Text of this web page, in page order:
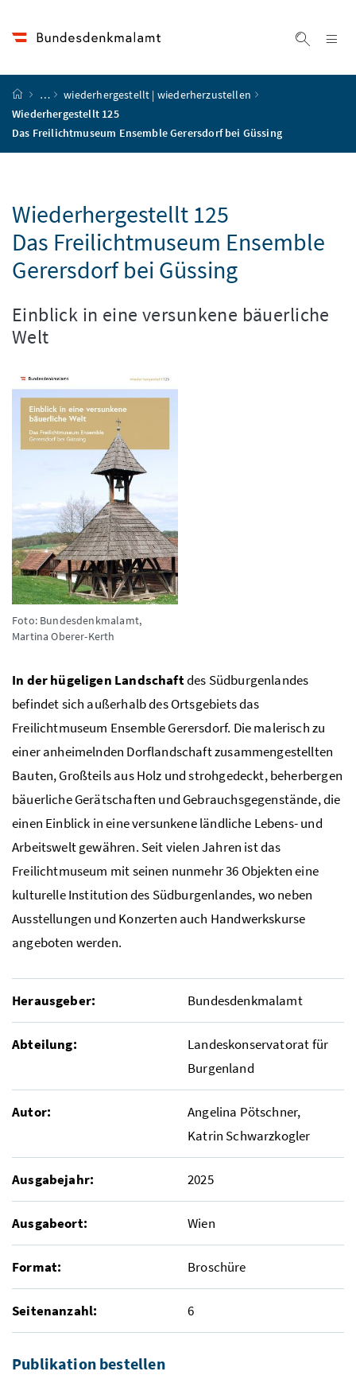
Startseite
…
wiederhergestellt | wiederherzustellen
Wiederhergestellt 125
Das Freilichtmuseum Ensemble Gerersdorf bei Güssing
Wiederhergestellt 125
Das Freilichtmuseum Ensemble
Gerersdorf bei Güssing
Einblick in eine versunkene bäuerliche
Welt
Foto: Bundesdenkmalamt,
Martina Oberer-Kerth
In der hügeligen Landschaftdes Südburgenlandes
befindet sich außerhalb des Ortsgebiets das
Freilichtmuseum Ensemble Gerersdorf. Die malerisch zu
einer anheimelnden Dorflandschaft zusammengestellten
Bauten, Großteils aus Holz und strohgedeckt, beherbergen
bäuerliche Gerätschaften und Gebrauchsgegenstände, die
einen Einblick in eine versunkene ländliche Lebens- und
Arbeitswelt gewähren. Seit vielen Jahren ist das
Freilichtmuseum mit seinen nunmehr 36 Objekten eine
kulturelle Institution des Südburgenlandes, wo neben
Ausstellungen und Konzerten auch Handwerkskurse
angeboten werden.
Herausgeber: Bundesdenkmalamt
Abteilung:
Landeskonservatorat für
Burgenland
Autor:
Angelina Pötschner,
Katrin Schwarzkogler
Ausgabejahr: 2025
Ausgabeort: Wien
Format: Broschüre
Seitenanzahl: 6
Publikation bestellen